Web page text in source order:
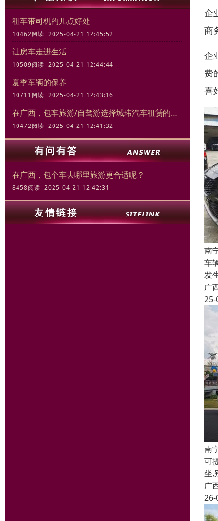
租车带司机的几点好处
10462阅读 2025-04-21 12:45:52
让房车走进生活
10509阅读 2025-04-21 12:44:44
夏季车辆的保养
10711阅读 2025-04-21 12:43:16
在广西，包车旅游/自驾游选择城玮汽车租赁的三大理由
10472阅读 2025-04-21 12:41:32
在广西，包个车去哪里旅游更合适呢？
8458阅读 2025-04-21 12:42:31
企
商
企
费
喜
南
车
发
广
25-
南
可
坐,
广
26-